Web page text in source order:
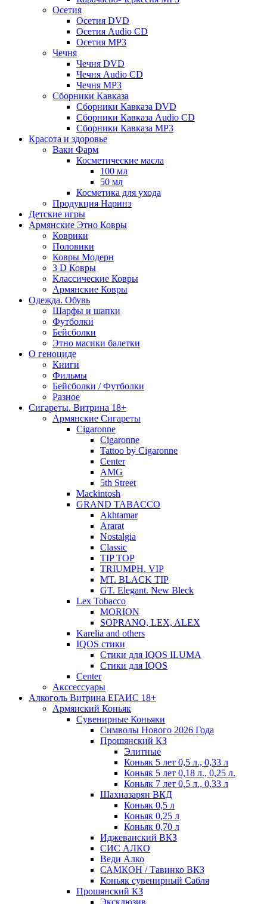
Осетия
Осетия DVD
Осетия Audio CD
Осетия MP3
Чечня
Чечня DVD
Чечня Audio CD
Чечня MP3
Сборники Кавказа
Сборники Кавказа DVD
Сборники Кавказа Audio CD
Сборники Кавказа MP3
Красота и здоровье
Ваки Фарм
Косметические масла
100 мл
50 мл
Косметика для ухода
Продукция Наринэ
Детские игры
Армянские Этно Ковры
Коврики
Половики
Ковры Модерн
3 D Ковры
Классические Ковры
Армянские Ковры
Одежда. Обувь
Шарфы и шапки
Футболки
Бейсболки
Этно масики балетки
О геноциде
Книги
Фильмы
Бейсболки / Футболки
Разное
Сигареты. Витрина 18+
Армянские Сигареты
Cigaronne
Cigaronne
Tattoo by Cigaronne
Center
AMG
5th Street
Mackintosh
GRAND TABACCO
Akhtamar
Ararat
Nostalgia
Classic
TIP TOP
TRIUMPH. VIP
MT. BLACK TIP
GT. Elegant. New Bleck
Lex Tobacco
MORION
SOPRANO, LEX, ALEX
Karelia and others
IQOS стики
Стики для IQOS ILUMA
Стики для IQOS
Сenter
Акссессуары
Алкоголь Витрина ЕГАИС 18+
Армянский Коньяк
Сувенирные Коньяки
Символы Нового 2026 Года
Прошянский КЗ
Элитные
Коньяк 5 лет 0,5 л., 0,33 л
Коньяк 5 лет 0,18 л., 0,25 л.
Коньяк 7 лет 0,5 л., 0,33 л
Шахназарян ВКД
Коньяк 0,5 л
Коньяк 0,25 л
Коньяк 0,70 л
Иджеванский ВКЗ
СИС АЛКО
Веди Алко
САМКОН / Тавинко ВКЗ
Коньяк сувенирный Сабля
Прошянский КЗ
Эксклюзив